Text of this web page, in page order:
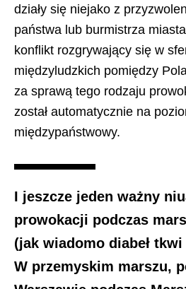
działy się niejako z
państwa lub burmistrza
konflikt rozgrywający się w
międzyludzkich pomiędzy
za sprawą tego rodzaju
został automatycznie na
międzypaństwowy.
I jeszcze jeden ważny
prowokacji podczas
(jak wiadomo diabeł tkwi
W przemyskim marszu,